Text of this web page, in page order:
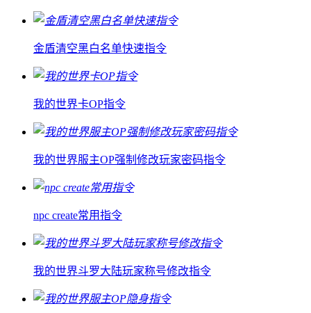
金盾清空黑白名单快速指令
我的世界卡OP指令
我的世界服主OP强制修改玩家密码指令
npc create常用指令
我的世界斗罗大陆玩家称号修改指令